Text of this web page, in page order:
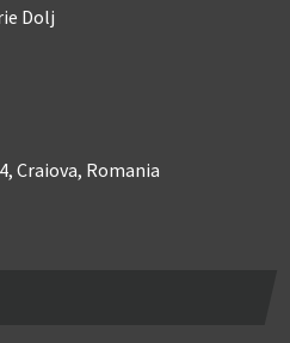
Dolj
Craiova, Romania